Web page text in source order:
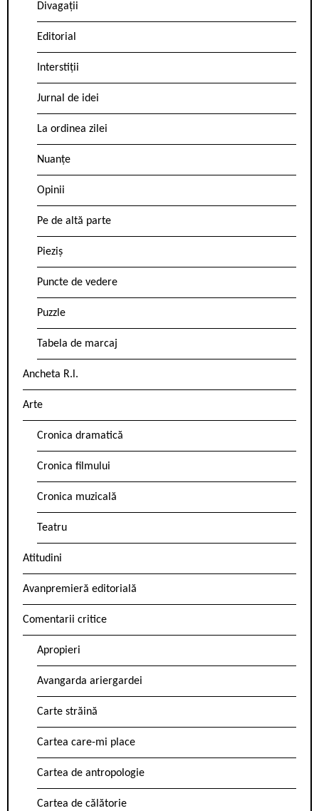
Divagații
Editorial
Interstiții
Jurnal de idei
La ordinea zilei
Nuanțe
Opinii
Pe de altă parte
Pieziș
Puncte de vedere
Puzzle
Tabela de marcaj
Ancheta R.l.
Arte
Cronica dramatică
Cronica filmului
Cronica muzicală
Teatru
Atitudini
Avanpremieră editorială
Comentarii critice
Apropieri
Avangarda ariergardei
Carte străină
Cartea care-mi place
Cartea de antropologie
Cartea de călătorie